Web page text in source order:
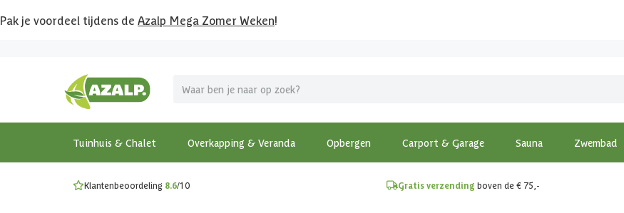
Pak je voordeel tijdens de Azalp Mega Zomer Weken!
Tuinhuis & Chalet Overkapping & Veranda Opbergen Carport & Garage Sauna Zwembad
MEGA zomer kortingen op overkappingen en tuinhuizen!
Bekijk de actiemodellen
Gratis wandplankset
Ontdek onze metalen overkappingen
Klantenbeoordeling 8.6/10 Gratis verzending boven de € 75,-